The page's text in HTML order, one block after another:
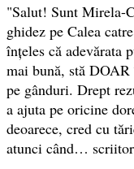
"Salut! Sunt Mirela-
ghidez pe Calea
înțeles că adevărata
mai bună, stă
pe gânduri. Drept
a ajuta pe oricine
deoarece, cred cu
atunci când…